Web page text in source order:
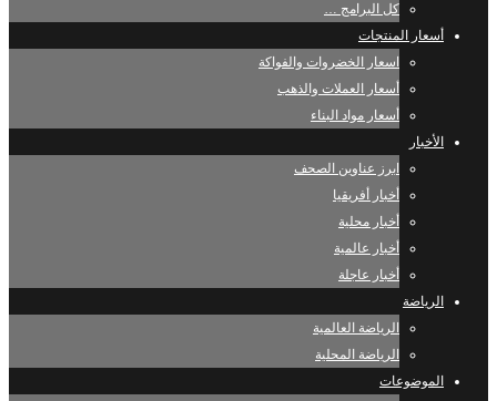
كل البرامج …
أسعار المنتجات
اسعار الخضروات والفواكة
أسعار العملات والذهب
أسعار مواد البناء
الأخبار
ابرز عناوين الصحف
أخبار أفريقيا
أخبار محلية
أخبار عالمية
أخبار عاجلة
الرياضة
الرياضة العالمية
الرياضة المحلية
الموضوعات